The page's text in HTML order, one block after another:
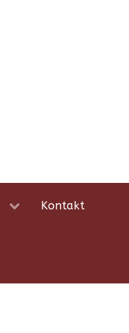
Kontakt